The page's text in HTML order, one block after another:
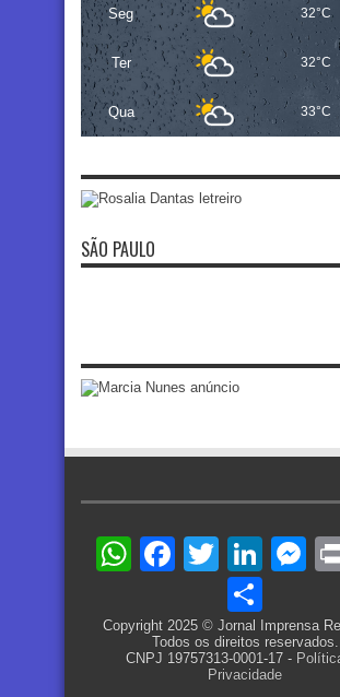
Seg 32°C
Ter 32°C
Qua 33°C
SÃO PAULO
WhatsApp
Facebook
Twitter
Copyright 2025 © Jornal Imprensa
Todos os direitos reservados.
CNPJ 19757313-0001-17 -
Privacidade